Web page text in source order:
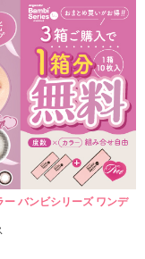
バンビシリーズ ワンデ